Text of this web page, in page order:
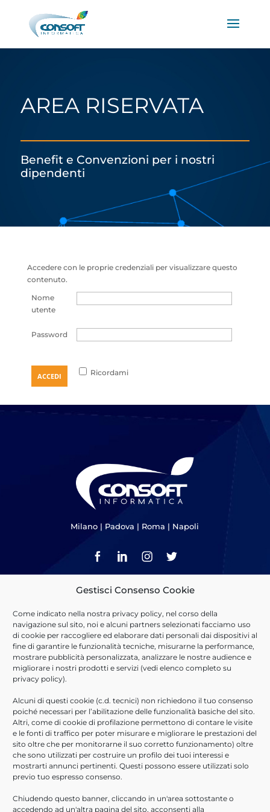
Gestisci Consenso Cookie
Come indicato nella nostra privacy policy, nel corso della
navigazione sul sito, noi e alcuni partners selezionati facciamo uso
di cookie per raccogliere ed elaborare dati personali dai dispositivi al
fine di garantire le funzionalità tecniche, misurarne la performance,
mostrare pubblicità personalizzata, analizzare le nostre audience e
migliorare i nostri prodotti e servizi (vedi elenco completo su
privacy policy).
Alcuni di questi cookie (c.d. tecnici) non richiedono il tuo consenso
poiché necessari per l’abilitazione delle funzionalità basiche del sito.
Altri, come di cookie di profilazione permettono di contare le visite
e le fonti di traffico per poter misurare e migliorare le prestazioni del
sito oltre che per monitorarne il suo corretto funzionamento) oltre
che sono utilizzati per costruire un profilo dei tuoi interessi e
mostrarti annunci pertinenti. Questi possono essere utilizzati solo
previo tuo espresso consenso.
Chiudendo questo banner, cliccando in un'area sottostante o
accedendo ad un'altra pagina del sito, acconsenti alla
AREA RISERVATA
Benefit e Convenzioni per i nostri
dipendenti
Accedere con le proprie credenziali per visualizzare questo
contenuto.
Nome
utente
Password
Ricordami
Milano | Padova | Roma | Napoli
Cosa Offriamo
Sosteniamo il percorso di
tecnologiche leader di mercato, realizzando applicativi custom
ed erogando servizi professionali di qualità.
Scopri di più
Lavora con noi
Che tu sia un professionista con esperienza, o un neolaureato,
abbiamo la posizione giusta per te.